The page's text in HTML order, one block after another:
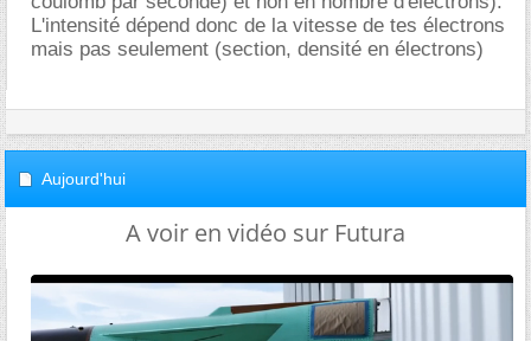
L'intensité dépend donc de la vitesse de tes électrons
mais pas seulement (section, densité en électrons)
Aujourd'hui
A voir en vidéo sur Futura